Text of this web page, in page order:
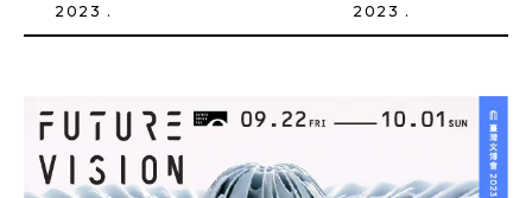
2023 . 2023 .